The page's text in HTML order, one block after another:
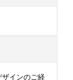
ザインのご経